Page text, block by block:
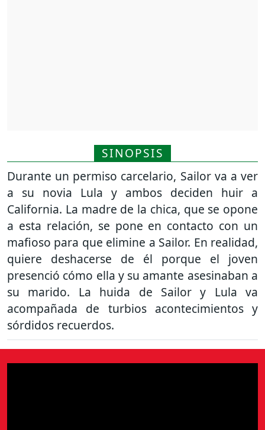
SINOPSIS
Durante un permiso carcelario, Sailor va a ver
a su novia Lula y ambos deciden huir a
California. La madre de la chica, que se opone
a esta relación, se pone en contacto con un
mafioso para que elimine a Sailor. En realidad,
quiere deshacerse de él porque el joven
presenció cómo ella y su amante asesinaban a
su marido. La huida de Sailor y Lula va
acompañada de turbios acontecimientos y
sórdidos recuerdos.